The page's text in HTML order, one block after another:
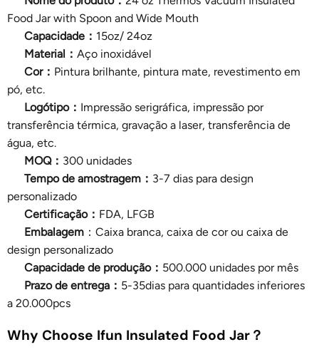
Food Jar with Spoon and Wide Mouth
Capacidade： 15oz/ 24oz
Material： Aço inoxidável
Cor： Pintura brilhante, pintura mate, revestimento em
pó, etc.
Logótipo： Impressão serigráfica, impressão por
transferência térmica, gravação a laser, transferência de
água, etc.
MOQ： 300 unidades
Tempo de amostragem： 3-7 dias para design
personalizado
Certificação： FDA, LFGB
Embalagem：Caixa branca, caixa de cor ou caixa de
design personalizado
Capacidade de produção： 500.000 unidades por mês
Prazo de entrega： 5-35dias para quantidades inferiores
a 20.000pcs
Why Choose Ifun Insulated Food Jar？